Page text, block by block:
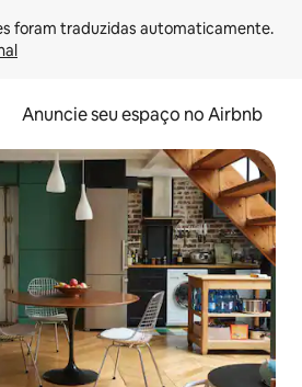
Anuncie seu espaço no Airbnb